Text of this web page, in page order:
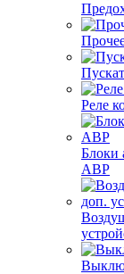
Реле
Блоки
АВР